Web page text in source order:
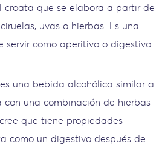
que se elabora a partir de
uvas o hierbas. Es una
servir como aperitivo o digestivo.
una bebida alcohólica similar a
una combinación de hierbas
que tiene propiedades
como un digestivo después de